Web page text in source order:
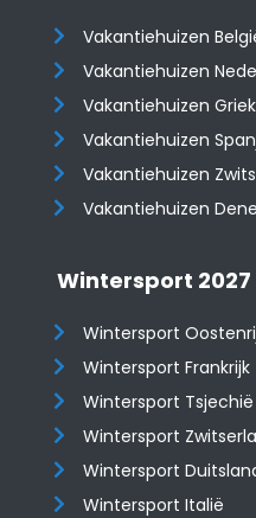
Vakantiehuizen
Vakantiehuizen
Vakantiehuizen
Vakantiehuizen
​​​​​​​Vakantiehuizen
Vakantiehuizen
Wintersport 2027
Wintersport
Wintersport Frankrijk
Wintersport Tsjechië
Wintersport
Wintersport
Wintersport Italië